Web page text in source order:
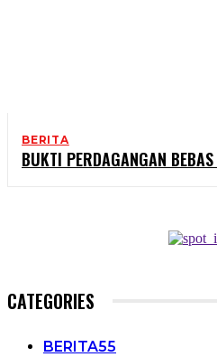
BERITA
BUKTI PERDAGANGAN
CATEGORIES
BERITA55